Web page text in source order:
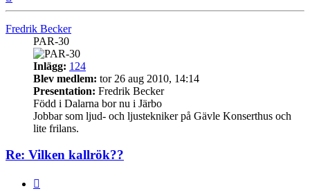
Fredrik Becker
PAR-30
Inlägg: 124
Blev medlem: tor 26 aug 2010, 14:14
Presentation: Fredrik Becker
Född i Dalarna bor nu i Järbo
Jobbar som ljud- och ljustekniker på Gävle Konserthus och
lite frilans.
Re: Vilken kallrök??